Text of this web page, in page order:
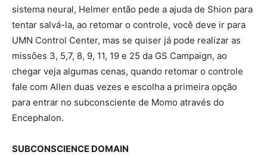
sistema neural, Helmer então pede a ajuda de Shion para
tentar salvá-la, ao retomar o controle, você deve ir para
UMN Control Center, mas se quiser já pode realizar as
missões 3, 5,7, 8, 9, 11, 19 e 25 da GS Campaign, ao
chegar veja algumas cenas, quando retomar o controle
fale com Allen duas vezes e escolha a primeira opção
para entrar no subconsciente de Momo através do
Encephalon.
SUBCONSCIENCE DOMAIN